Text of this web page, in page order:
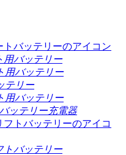
用バッテリー
用バッテリー
テリー
用バッテリー
ッテリー充電器
トバッテリー